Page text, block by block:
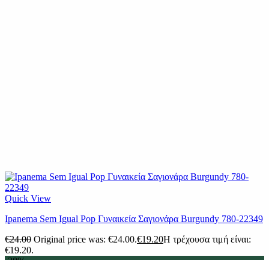
Quick View
Ipanema Sem Igual Pop Γυναικεία Σαγιονάρα Burgundy 780-22349
€24.00 Original price was: €24.00.€19.20Η τρέχουσα τιμή είναι:
€19.20.